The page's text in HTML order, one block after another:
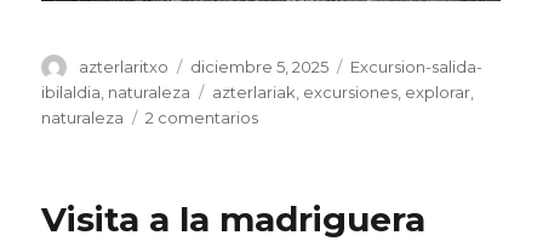
Autor
azterlaritxo
Publicado
el
diciembre 5, 2025 Categorías
Excursion-salida-
ibilaldia naturaleza Etiquetas
azterlariak excursiones explorar
naturaleza
2 comentariosen
rio
Visita a la madriguera